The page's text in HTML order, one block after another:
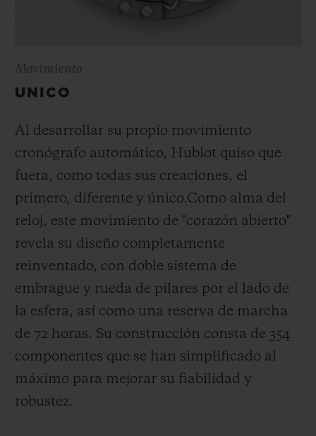
Movimiento
UNICO
Al desarrollar su propio movimiento
cronógrafo automático, Hublot quiso que
fuera, como todas sus creaciones, el
primero, diferente y único.Como alma del
reloj, este movimiento de "corazón abierto"
revela su diseño completamente
reinventado, con doble sistema de
embrague y rueda de pilares por el lado de
la esfera, así como una reserva de marcha
de 72 horas. Su construcción consta de 354
componentes que se han simplificado al
máximo para mejorar su fiabilidad y
robustez.